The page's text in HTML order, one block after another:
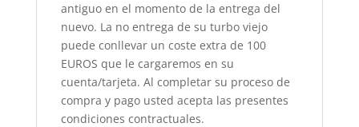
antiguo en el momento de la entrega del
nuevo. La no entrega de su turbo viejo
puede conllevar un coste extra de 100
EUROS que le cargaremos en su
cuenta/tarjeta. Al completar su proceso de
compra y pago usted acepta las presentes
condiciones contractuales.